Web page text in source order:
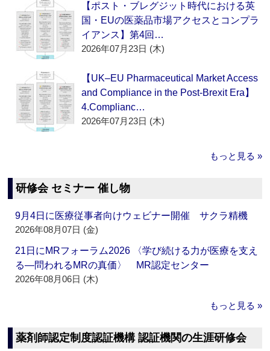
【ポスト・ブレグジット時代における英
国・EUの医薬品市場アクセスとコンプラ
イアンス】第4回…
2026年07月23日 (木)
【UK–EU Pharmaceutical Market Access
and Compliance in the Post-Brexit Era】
4.Complianc…
2026年07月23日 (木)
もっと見る »
研修会 セミナー 催し物
9月4日に医療従事者向けウェビナー開催 サクラ精機
2026年08月07日 (金)
21日にMRフォーラム2026 〈学び続ける力が医療を支え
る―問われるMRの真価〉 MR認定センター
2026年08月06日 (木)
もっと見る »
薬剤師認定制度認証機構 認証機関の生涯研修会